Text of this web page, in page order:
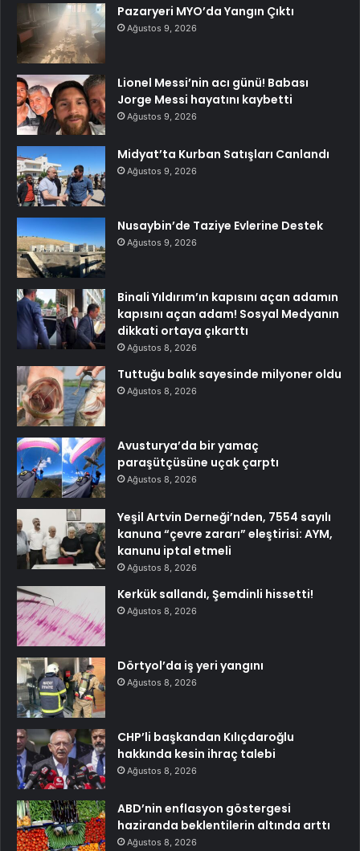
Pazaryeri MYO’da Yangın Çıktı
Ağustos 9, 2026
Lionel Messi’nin acı günü! Babası
Jorge Messi hayatını kaybetti
Ağustos 9, 2026
Midyat’ta Kurban Satışları Canlandı
Ağustos 9, 2026
Nusaybin’de Taziye Evlerine Destek
Ağustos 9, 2026
Binali Yıldırım’ın kapısını açan adamın
kapısını açan adam! Sosyal Medyanın
dikkati ortaya çıkarttı
Ağustos 8, 2026
Tuttuğu balık sayesinde milyoner oldu
Ağustos 8, 2026
Avusturya’da bir yamaç
paraşütçüsüne uçak çarptı
Ağustos 8, 2026
Yeşil Artvin Derneği’nden, 7554 sayılı
kanuna “çevre zararı” eleştirisi: AYM,
kanunu iptal etmeli
Ağustos 8, 2026
Kerkük sallandı, Şemdinli hissetti!
Ağustos 8, 2026
Dörtyol’da iş yeri yangını
Ağustos 8, 2026
CHP’li başkandan Kılıçdaroğlu
hakkında kesin ihraç talebi
Ağustos 8, 2026
ABD’nin enflasyon göstergesi
haziranda beklentilerin altında arttı
Ağustos 8, 2026